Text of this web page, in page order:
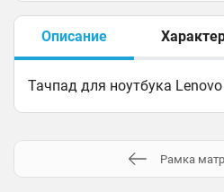
Описание
Тачпад для ноутбука
Рамка